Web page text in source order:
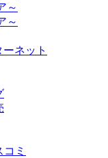
～
～
ネット
ミ